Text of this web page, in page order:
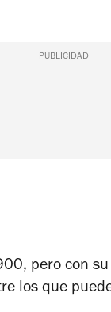
PUBLICIDAD
pero con
los que